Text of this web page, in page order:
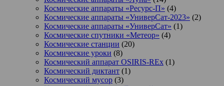
Космические аппараты «Ресурс-П» (4)
Космические аппараты «УниверСат-2023» (2)
Космические аппараты «УниверСат» (1)
Космические спутники «Метеор» (4)
Космические станции (20)
Космические уроки (8)
Космический аппарат OSIRIS-REx (1)
Космический диктант (1)
Космический мусор (3)